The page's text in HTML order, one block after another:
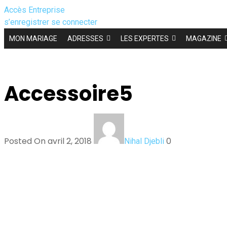
Accès Entreprise
s’enregistrer se connecter
MON MARIAGE ADRESSES LES EXPERTES MAGAZINE
Accessoire5
Posted On avril 2, 2018 Nihal Djebli 0